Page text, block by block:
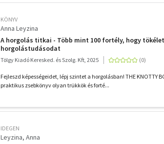
KÖNYV
Anna Leyzina
A horgolás titkai - Több mint 100 fortély, hogy
horgolástudásodat
Tölgy Kiadó Keresked. és Szolg. Kft, 2025
Fejleszd képességeidet, lépj szintet a horgolásban! THE KNOTTY
praktikus zsebkönyv olyan trükkök és forté...
IDEGEN
Leyzina, Anna